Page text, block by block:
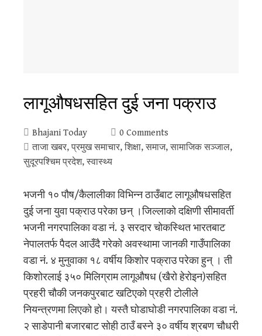
लागूऔषधसहित दुई जना पक्राउ
Bhajani Today
0 Comments
ताजा खबर, प्रमुख समाचार, शिक्षा, समाज, सामाजिक सञ्जाल,
सुदूरपश्‍चिम प्रदेश, स्वास्थ्य
भजनी १० पौष/कैलालीका विभिन्न ठाउँबाट लागूऔषधसहित
दुई जना युवा पक्राउ परेका छन् ।जिल्लाको दक्षिणी सीमावर्ती
भजनी नगरपालिका वडा नं. ३ सरदार चोकस्थित भारतबाट
नेपालतर्फ पैदल आउँदै गरेको अवस्थामा जानकी गाउँपालिका
वडा नं. ४ मुनुवाका १८ वर्षीय किशोर पक्राउ परेका हुन् । ती
किशोरलाई ३५० मिलिग्राम लागूऔषध (खैरो हेरोइन)सहित
प्रहरी चौकी जनकपुरबाट खटिएको प्रहरी टोलीले
नियन्त्रणमा लिएको हो। यस्तै घोडाघोडी नगरपालिका वडा नं.
२ साडेपानी बजारबाट सोही ठाउँ बस्ने ३० वर्षीय श्रबण चौधरी